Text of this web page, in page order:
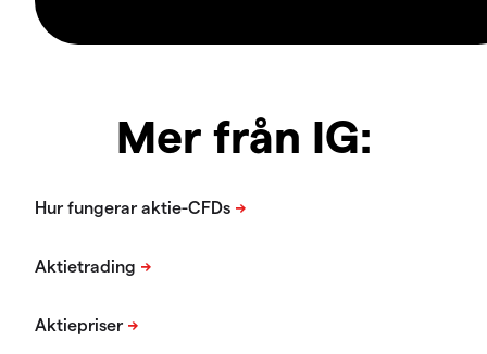
Mer från IG: